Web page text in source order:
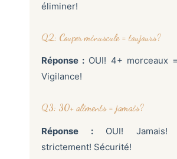
éliminer!
Q2: Couper minuscule = toujours?
Réponse : OUI! 4+ morceaux
Vigilance!
Q3: 30+ aliments = jamais?
Réponse :OUI! Jamais!
strictement! Sécurité!